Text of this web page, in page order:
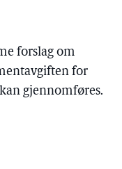
forslag om
for
gjennomføres.